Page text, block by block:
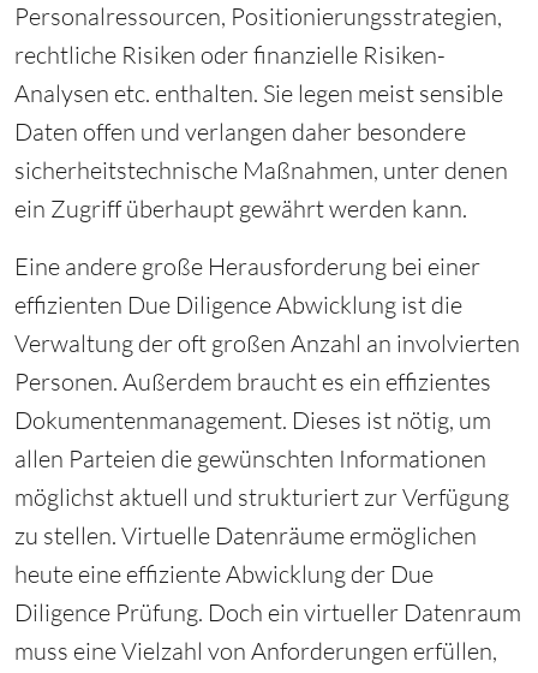
Personalressourcen, Positionierungsstrategien,
rechtliche Risiken oder finanzielle Risiken-
Analysen etc. enthalten. Sie legen meist sensible
Daten offen und verlangen daher besondere
sicherheitstechnische Maßnahmen, unter denen
ein Zugriff überhaupt gewährt werden kann.
Eine andere große Herausforderung bei einer
effizienten Due Diligence Abwicklung ist die
Verwaltung der oft großen Anzahl an involvierten
Personen. Außerdem braucht es ein effizientes
Dokumentenmanagement. Dieses ist nötig, um
allen Parteien die gewünschten Informationen
möglichst aktuell und strukturiert zur Verfügung
zu stellen. Virtuelle Datenräume ermöglichen
heute eine effiziente Abwicklung der Due
Diligence Prüfung. Doch ein virtueller Datenraum
muss eine Vielzahl von Anforderungen erfüllen,